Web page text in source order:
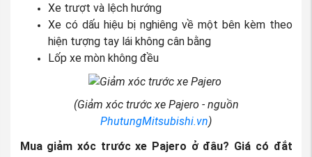
Xe trượt và lệch hướng
Xe có dấu hiệu bị nghiêng về một bên kèm theo
hiện tượng tay lái không cân bằng
Lốp xe mòn không đều
(Giảm xóc trước xe Pajero - nguồn
PhutungMitsubishi.vn)
Mua giảm xóc trước xe Pajero ở đâu? Giá có đắt